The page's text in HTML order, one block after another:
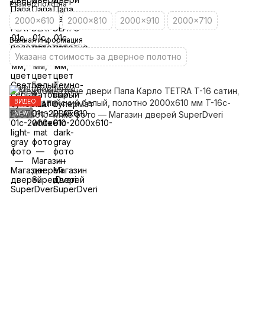
Размер полотна
2000x610 2000x810 2000x910 2000x710
Важная информация
Указана стоимость за дверное полотно
ВИДЕО
NEW